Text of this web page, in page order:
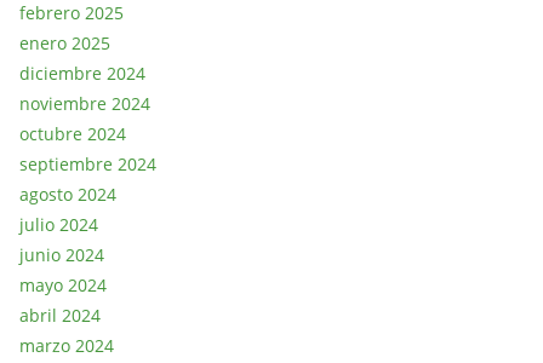
febrero 2025
enero 2025
diciembre 2024
noviembre 2024
octubre 2024
septiembre 2024
agosto 2024
julio 2024
junio 2024
mayo 2024
abril 2024
marzo 2024